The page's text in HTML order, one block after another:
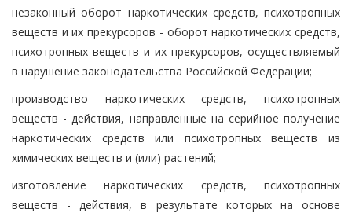
незаконный оборот наркотических средств, психотропных
веществ и их прекурсоров - оборот наркотических средств,
психотропных веществ и их прекурсоров, осуществляемый
в нарушение законодательства Российской Федерации;
производство наркотических средств, психотропных
веществ - действия, направленные на серийное получение
наркотических средств или психотропных веществ из
химических веществ и (или) растений;
изготовление наркотических средств, психотропных
веществ - действия, в результате которых на основе